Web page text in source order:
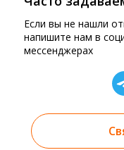
Если вы не нашли
напишите нам в
мессенджерах